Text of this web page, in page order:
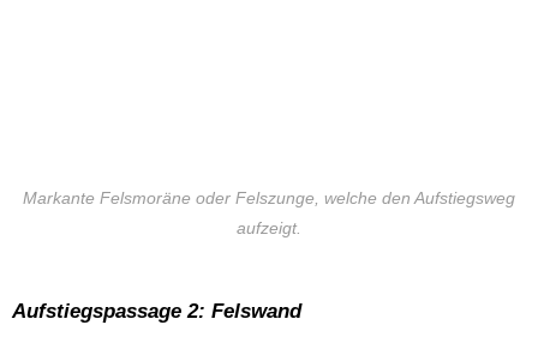
Markante Felsmoräne oder Felszunge, welche den Aufstiegsweg
aufzeigt.
Aufstiegspassage 2: Felswand